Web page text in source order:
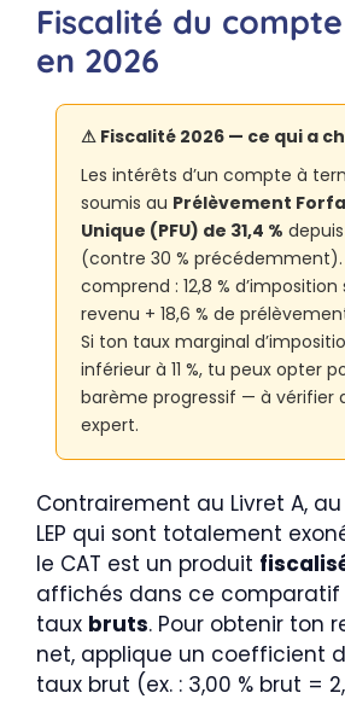
Fiscalité du
en 2026
⚠ Fiscalité 2026 — ce qui a
Les intérêts d’un compte à
soumis au Prélèvement
Unique (PFU) de 31,4 %
(contre 30 %
comprend : 12,8 % d’imposition
revenu + 18,6 % de
Si ton taux marginal
inférieur à 11 %, tu peux opter
barème progressif — à vérifier
expert.
Contrairement au Livret A, au
LEP qui sont totalement
le CAT est un produit
affichés dans ce comparatif
taux bruts. Pour obtenir ton
net, applique un coefficient
taux brut (ex. : 3,00 % brut =